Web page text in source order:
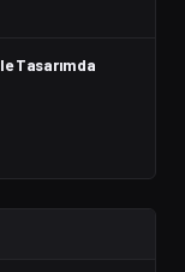
Tasarımda